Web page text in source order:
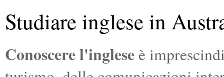
Studiare inglese in
Conoscere l'inglese è